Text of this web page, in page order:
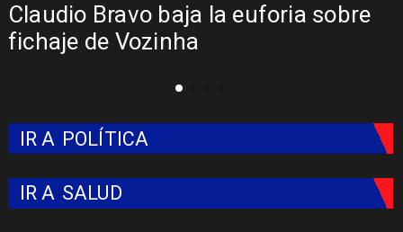
Claudio Bravo baja la euforia sobre
fichaje de Vozinha
IR A POLÍTICA
IR A SALUD